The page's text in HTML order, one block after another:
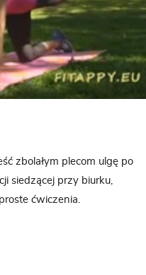
zbolałym plecom ulgę po
siedzącej przy biurku,
ćwiczenia.